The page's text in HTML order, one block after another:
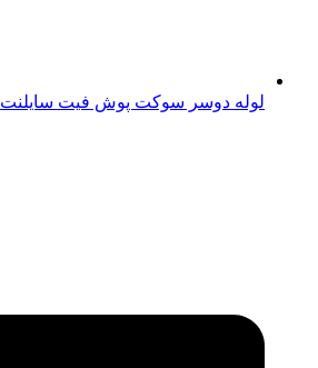
لوله دوسر سوکت پوش فیت سایلنت